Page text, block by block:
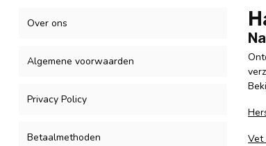
Over ons
Algemene voorwaarden
Privacy Policy
Betaalmethoden
Vet